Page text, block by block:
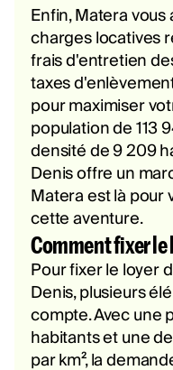
Enfin, Matera
charges locatives
frais d'entretien
taxes
pour maximiser
population de 113
densité de 9 209
Denis offre un
Matera est là
cette aventure.
Comment fixer
Pour fixer le loyer
Denis, plusieurs
compte. Avec une
habitants et une
par km², la